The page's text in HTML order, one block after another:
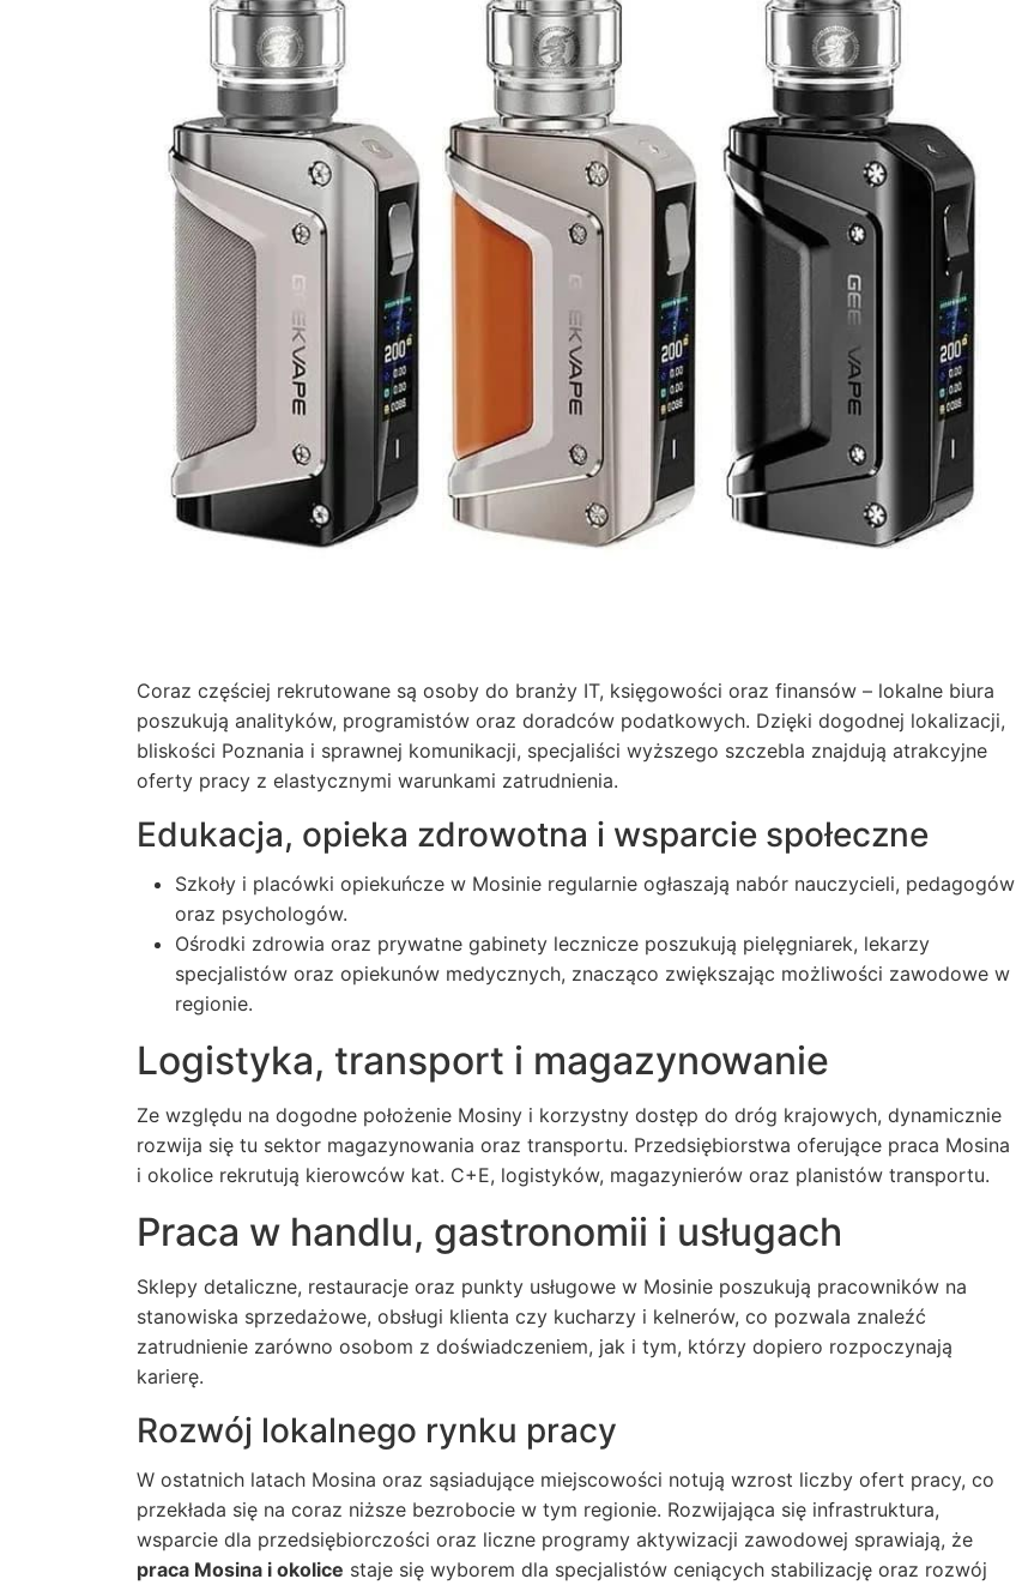
Coraz częściej rekrutowane są osoby do branży IT, księgowości oraz finansów – lokalne biura
poszukują analityków, programistów oraz doradców podatkowych. Dzięki dogodnej lokalizacji,
bliskości Poznania i sprawnej komunikacji, specjaliści wyższego szczebla znajdują atrakcyjne
oferty pracy z elastycznymi warunkami zatrudnienia.
Edukacja, opieka zdrowotna i wsparcie społeczne
Szkoły i placówki opiekuńcze w Mosinie regularnie ogłaszają nabór nauczycieli, pedagogów
oraz psychologów.
Ośrodki zdrowia oraz prywatne gabinety lecznicze poszukują pielęgniarek, lekarzy
specjalistów oraz opiekunów medycznych, znacząco zwiększając możliwości zawodowe w
regionie.
Logistyka, transport i magazynowanie
Ze względu na dogodne położenie Mosiny i korzystny dostęp do dróg krajowych, dynamicznie
rozwija się tu sektor magazynowania oraz transportu. Przedsiębiorstwa oferujące praca Mosina
i okolice rekrutują kierowców kat. C+E, logistyków, magazynierów oraz planistów transportu.
Praca w handlu, gastronomii i usługach
Sklepy detaliczne, restauracje oraz punkty usługowe w Mosinie poszukują pracowników na
stanowiska sprzedażowe, obsługi klienta czy kucharzy i kelnerów, co pozwala znaleźć
zatrudnienie zarówno osobom z doświadczeniem, jak i tym, którzy dopiero rozpoczynają
karierę.
Rozwój lokalnego rynku pracy
W ostatnich latach Mosina oraz sąsiadujące miejscowości notują wzrost liczby ofert pracy, co
przekłada się na coraz niższe bezrobocie w tym regionie. Rozwijająca się infrastruktura,
wsparcie dla przedsiębiorczości oraz liczne programy aktywizacji zawodowej sprawiają, że
praca Mosina i okolice staje się wyborem dla specjalistów ceniących stabilizację oraz rozwój